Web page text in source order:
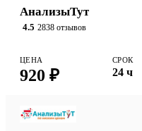
АнализыТут
4.5 2838 отзывов
ЦЕНА
920 ₽
СРОК
24 ч